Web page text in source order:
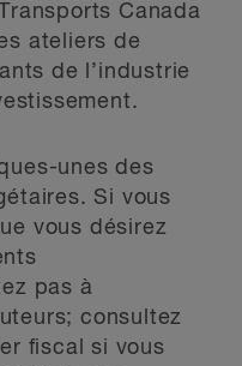
Canada
ateliers de
de l’industrie
unes des
Si vous
vous désirez
pas à
consultez
fiscal si vous